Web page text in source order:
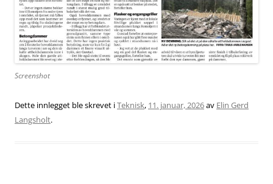
Screenshot
Dette innlegget ble skrevet iTeknisk, 11. januar, 2026av Elin Gerd
Langsholt.